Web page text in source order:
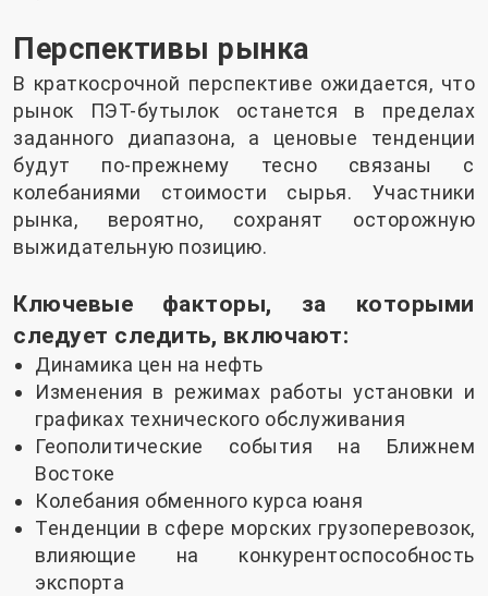
Перспективы рынка
В краткосрочной перспективе ожидается, что
рынок ПЭТ-бутылок останется в пределах
заданного диапазона, а ценовые тенденции
будут по-прежнему тесно связаны с
колебаниями стоимости сырья. Участники
рынка, вероятно, сохранят осторожную
выжидательную позицию.
Ключевые факторы, за которыми
следует следить, включают:
Динамика цен на нефть
Изменения в режимах работы установки и
графиках технического обслуживания
Геополитические события на Ближнем
Востоке
Колебания обменного курса юаня
Тенденции в сфере морских грузоперевозок,
влияющие на конкурентоспособность
экспорта